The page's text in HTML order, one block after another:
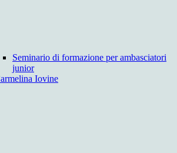
Seminario di formazione per ambasciatori
junior
Iovine